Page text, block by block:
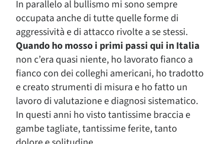
In parallelo al bullismo mi sono sempre
occupata anche di tutte quelle forme di
aggressività e di attacco rivolte a se stessi.
Quando ho mosso i primi passi qui in Italia
non c’era quasi niente, ho lavorato fianco a
fianco con dei colleghi americani, ho tradotto
e creato strumenti di misura e ho fatto un
lavoro di valutazione e diagnosi sistematico.
In questi anni ho visto tantissime braccia e
gambe tagliate, tantissime ferite, tanto